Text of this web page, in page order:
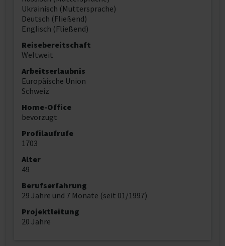
Ukrainisch (Muttersprache)
Deutsch (Fließend)
Englisch (Fließend)
Reisebereitschaft
Weltweit
Arbeitserlaubnis
Europäische Union
Schweiz
Home-Office
bevorzugt
Profilaufrufe
1703
Alter
49
Berufserfahrung
29 Jahre und 7 Monate (seit 01/1997)
Projektleitung
20 Jahre